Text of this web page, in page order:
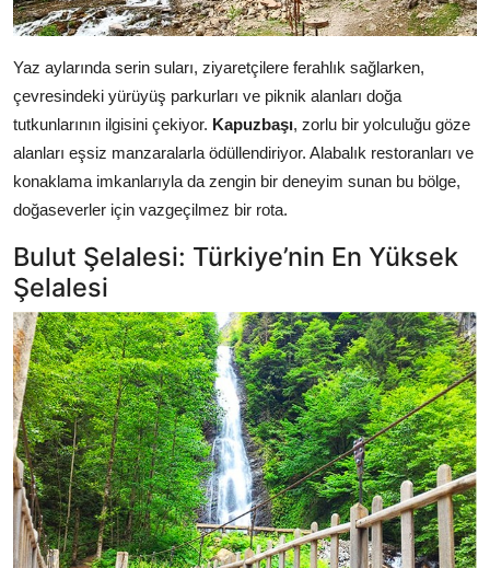
Yaz aylarında serin suları, ziyaretçilere ferahlık sağlarken,
çevresindeki yürüyüş parkurları ve piknik alanları doğa
tutkunlarının ilgisini çekiyor. Kapuzbaşı, zorlu bir yolculuğu göze
alanları eşsiz manzaralarla ödüllendiriyor. Alabalık restoranları ve
konaklama imkanlarıyla da zengin bir deneyim sunan bu bölge,
doğaseverler için vazgeçilmez bir rota.
Bulut Şelalesi: Türkiye’nin En Yüksek
Şelalesi